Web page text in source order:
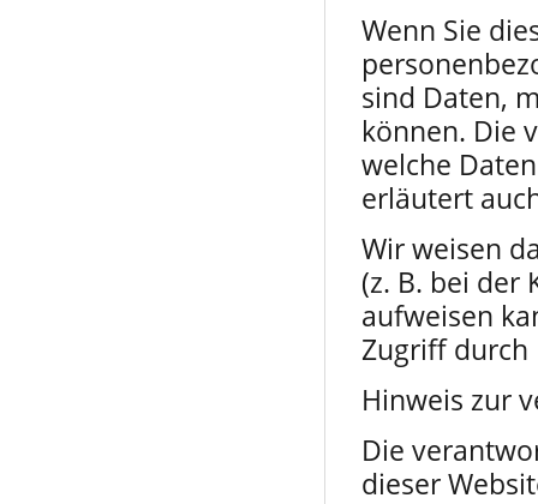
Wenn Sie
sind Daten,
können. Die
welche
erläutert
Wir weisen
(z. B. bei der
aufweisen
Zugriff
Hinweis zur
Die
dieser